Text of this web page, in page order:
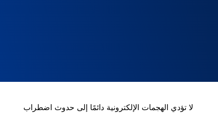
لا تؤدي الهجمات الإلكترونية دائمًا إلى حدوث اضطراب